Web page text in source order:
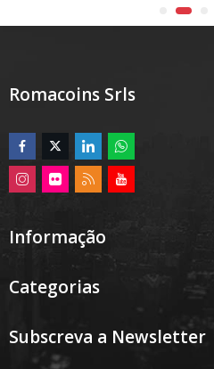
Romacoins Srls
Informação
Categorias
Subscreva a Newsletter